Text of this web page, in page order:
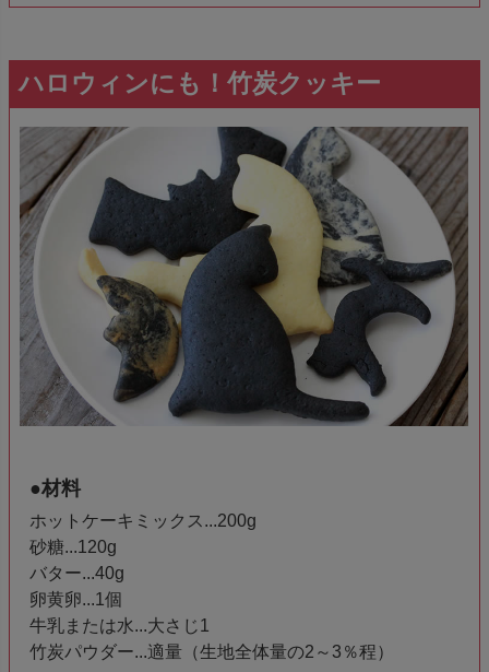
ハロウィンにも！竹炭クッキー
●材料
ホットケーキミックス...200g
砂糖...120g
バター...40g
卵黄卵...1個
牛乳または水...大さじ1
竹炭パウダー...適量（生地全体量の2～3％程）